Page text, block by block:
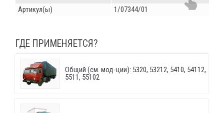
Артикул(ы)
1/07344/01
ГДЕ ПРИМЕНЯЕТСЯ?
Общий (см. мод-ции): 5320, 53212, 5410, 54112,
5511, 55102